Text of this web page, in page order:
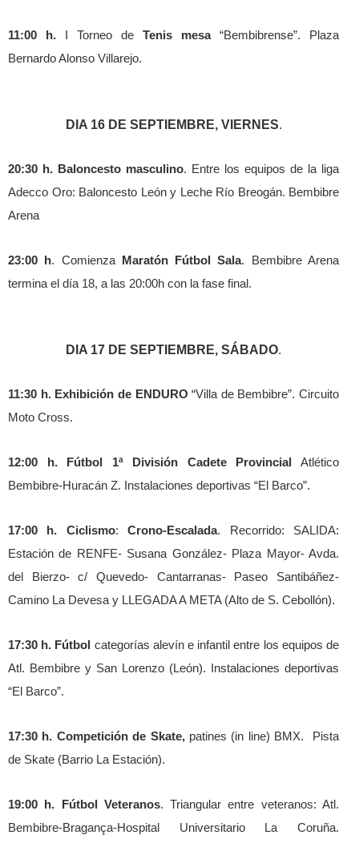
11:00 h. I Torneo de Tenis mesa“Bembibrense”. Plaza
Bernardo Alonso Villarejo.
DIA 16 DE SEPTIEMBRE, VIERNES.
20:30 h. Baloncesto masculino. Entre los equipos de la liga
Adecco Oro: Baloncesto León y Leche Río Breogán. Bembibre
Arena
23:00 h. Comienza Maratón Fútbol Sala. Bembibre Arena
termina el día 18, a las 20:00h con la fase final.
DIA 17 DE SEPTIEMBRE, SÁBADO.
11:30 h. Exhibición de ENDURO “Villa de Bembibre”. Circuito
Moto Cross.
12:00 h. Fútbol 1ª División Cadete Provincial
Atlético
Bembibre-Huracán Z. Instalaciones deportivas “El Barco”.
17:00 h. Ciclismo:Crono-Escalada. Recorrido: SALIDA:
Estación de RENFE- Susana González- Plaza Mayor- Avda.
del Bierzo- c/ Quevedo- Cantarranas- Paseo Santibáñez-
Camino La Devesa y LLEGADA A META (Alto de S. Cebollón).
17:30 h. Fútbol categorías alevín e infantil entre los equipos de
Atl. Bembibre y San Lorenzo (León). Instalaciones deportivas
“El Barco”.
17:30 h. Competición de Skate,patines (in line) BMX.
Pista
de Skate (Barrio La Estación).
19:00 h. Fútbol Veteranos. Triangular entre veteranos: Atl.
Bembibre-Bragança-Hospital Universitario La Coruña.